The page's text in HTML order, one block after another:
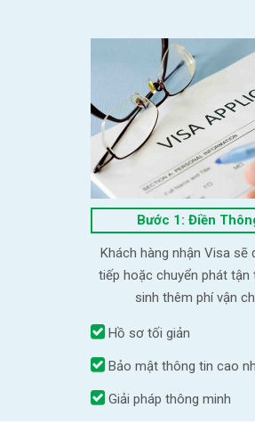
Bước 1: Điền
Khách hàng nhận Visa sẽ
tiếp hoặc chuyển phát tận
sinh thêm phí vận
Hồ sơ tối giản
Bảo mật thông tin cao
Giải pháp thông minh